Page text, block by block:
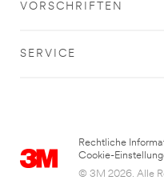
VORSCHRIFTEN
SERVICE
Rechtliche
Cookie-
© 3M 2026. Alle